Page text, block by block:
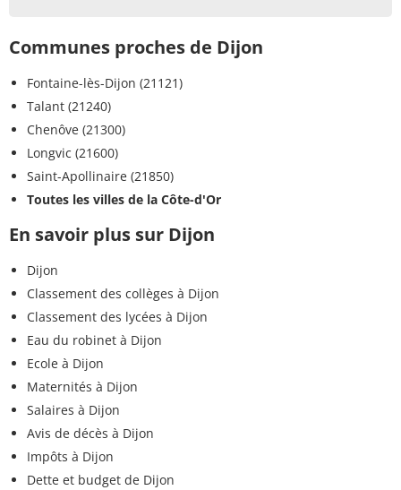
Communes proches de Dijon
Fontaine-lès-Dijon (21121)
Talant (21240)
Chenôve (21300)
Longvic (21600)
Saint-Apollinaire (21850)
Toutes les villes de la Côte-d'Or
En savoir plus sur Dijon
Dijon
Classement des collèges à Dijon
Classement des lycées à Dijon
Eau du robinet à Dijon
Ecole à Dijon
Maternités à Dijon
Salaires à Dijon
Avis de décès à Dijon
Impôts à Dijon
Dette et budget de Dijon